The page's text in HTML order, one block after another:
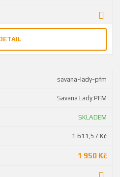
savana-lady-pfm
Savana Lady PFM
SKLADEM
1 611,57 Kč
1 950 Kč